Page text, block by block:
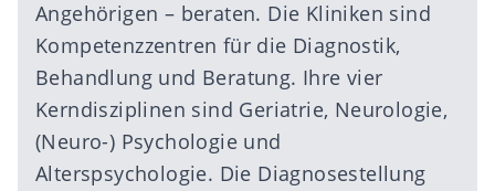
Angehörigen – beraten. Die Kliniken sind
Kompetenzzentren für die Diagnostik,
Behandlung und Beratung. Ihre vier
Kerndisziplinen sind Geriatrie, Neurologie,
(Neuro-) Psychologie und
Alterspsychologie. Die Diagnosestellung